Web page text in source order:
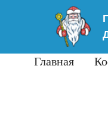
Главная